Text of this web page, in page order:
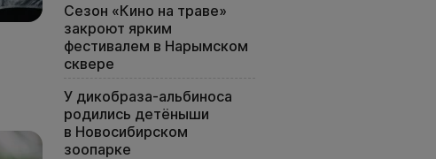
Сезон «Кино на траве»
закроют ярким
фестивалем в Нарымском
сквере
У дикобраза-альбиноса
родились детёныши
в Новосибирском
зоопарке